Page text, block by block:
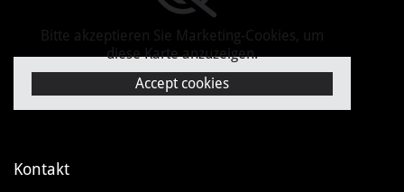
Bitte akzeptieren Sie Marketing-Cookies, um
diese Karte anzuzeigen.
Accept cookies
Kontakt